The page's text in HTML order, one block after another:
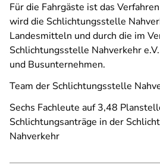
Für die Fahrgäste ist das
wird die Schlichtungsstelle
Landesmitteln und durch die im
Schlichtungsstelle Nahverkehr
und Busunternehmen.
Team der Schlichtungsstelle
Sechs Fachleute auf 3,48
Schlichtungsanträge in der
Nahverkehr